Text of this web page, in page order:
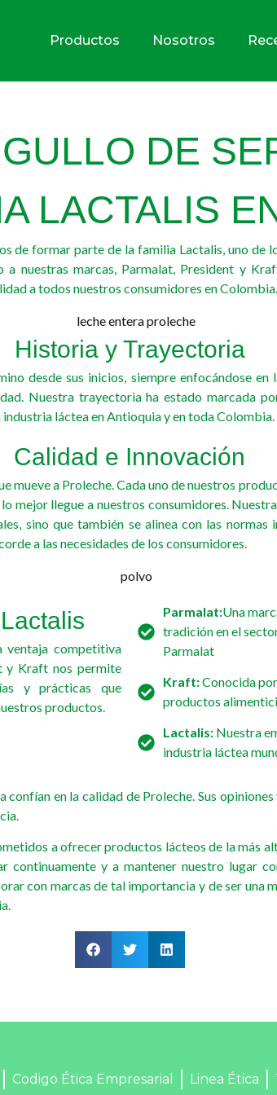
Productos Nosotros
DE
LACTALIS
de formar parte de la familia Lactalis, uno de
a nuestras marcas, Parmalat, President y
a todos nuestros consumidores en Colombia.
Historia y Trayectoria
desde sus inicios, siempre enfocándose
Nuestra trayectoria ha estado marcada
láctea en Antioquia y en toda Colombia.
Calidad e Innovación
mueve a Proleche. Cada uno de nuestros
mejor llegue a nuestros consumidores.
sino que también se alinea con las normas
a las necesidades de los consumidores.
ventaja competitiva
y Kraft nos permite
y prácticas que
productos.
Parmalat:Una
tradición en el
Parmalat
Kraft:Conocida
productos
Lactalis: Nuestra
industria láctea
en la calidad de Proleche. Sus
a ofrecer productos lácteos de la más
continuamente y a mantener nuestro lugar
con marcas de tal importancia y de ser una
Codigo Ética Empresarial Linea Ética